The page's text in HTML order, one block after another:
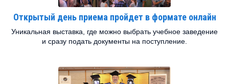
Открытый день приема пройдет в формате онлайн
Уникальная выставка, где можно выбрать учебное заведение
и сразу подать документы на поступление.